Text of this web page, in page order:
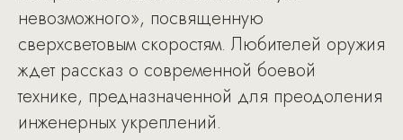
невозможного», посвященную
сверхсветовым скоростям. Любителей оружия
ждет рассказ о современной боевой
технике, предназначенной для преодоления
инженерных укреплений.